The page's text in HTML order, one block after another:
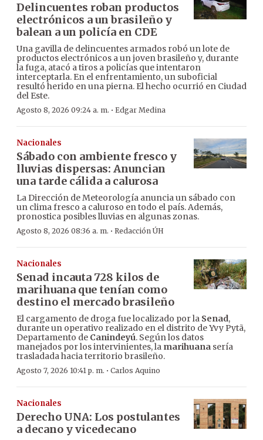
Delincuentes roban productos
electrónicos a un brasileño y
balean a un policía en CDE
Una gavilla de delincuentes armados robó un lote de
productos electrónicos a un joven brasileño y, durante
la fuga, atacó a tiros a policías que intentaron
interceptarla. En el enfrentamiento, un suboficial
resultó herido en una pierna. El hecho ocurrió en Ciudad
del Este.
Agosto 8, 2026 09:24 a. m. · Edgar Medina
Nacionales
Sábado con ambiente fresco y
lluvias dispersas: Anuncian
una tarde cálida a calurosa
La Dirección de Meteorología anuncia un sábado con
un clima fresco a caluroso en todo el país. Además,
pronostica posibles lluvias en algunas zonas.
Agosto 8, 2026 08:36 a. m. · Redacción ÚH
Nacionales
Senad incauta 728 kilos de
marihuana que tenían como
destino el mercado brasileño
El cargamento de droga fue localizado por la Senad,
durante un operativo realizado en el distrito de Yvy Pytã,
Departamento de Canindeyú. Según los datos
manejados por los intervinientes, la marihuana sería
trasladada hacia territorio brasileño.
Agosto 7, 2026 10:41 p. m. · Carlos Aquino
Nacionales
Derecho UNA: Los postulantes
a decano y vicedecano